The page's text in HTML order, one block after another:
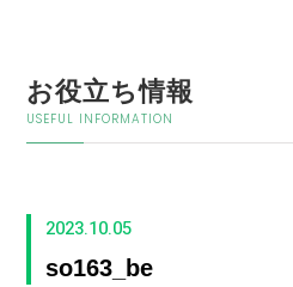
お役立ち情報
USEFUL INFORMATION
2023.10.05
so163_be